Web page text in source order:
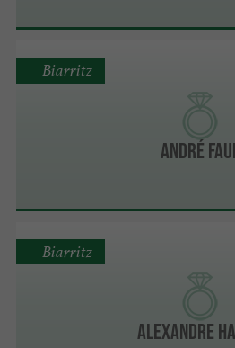
André
Biarritz
Alexandre
Biarritz